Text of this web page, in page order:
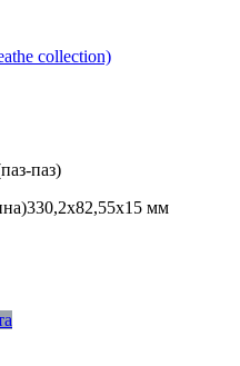
collection)
паз)
330,2х82,55х15 мм